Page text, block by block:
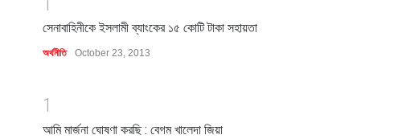
সেনাবাহিনীকে ইসলামী ব্যাংকের ১৫ কোটি টাকা সহায়তা
অর্থনীতি October 23, 2013
1
আমি মার্জনা ঘোষণা করছি : বেগম খালেদা জিয়া